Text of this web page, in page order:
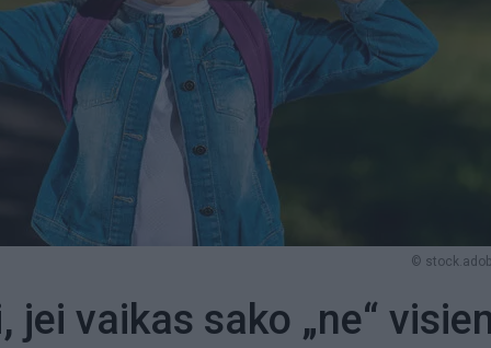
©
jei vaikas sako „ne“